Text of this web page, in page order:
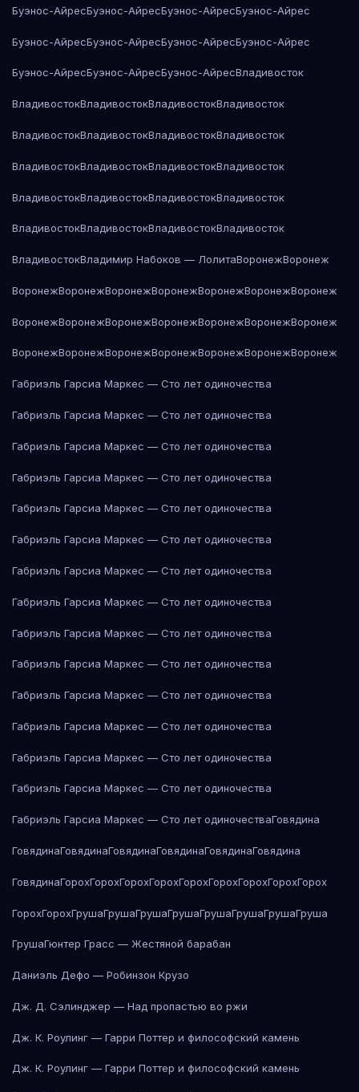
Буэнос-АйресБуэнос-АйресБуэнос-АйресБуэнос-Айрес
Буэнос-АйресБуэнос-АйресБуэнос-АйресБуэнос-Айрес
Буэнос-АйресБуэнос-АйресБуэнос-АйресВладивосток
ВладивостокВладивостокВладивостокВладивосток
ВладивостокВладивостокВладивостокВладивосток
ВладивостокВладивостокВладивостокВладивосток
ВладивостокВладивостокВладивостокВладивосток
ВладивостокВладивостокВладивостокВладивосток
ВладивостокВладимир Набоков — ЛолитаВоронежВоронеж
ВоронежВоронежВоронежВоронежВоронежВоронежВоронеж
ВоронежВоронежВоронежВоронежВоронежВоронежВоронеж
ВоронежВоронежВоронежВоронежВоронежВоронежВоронеж
Габриэль Гарсиа Маркес — Сто лет одиночества
Габриэль Гарсиа Маркес — Сто лет одиночества
Габриэль Гарсиа Маркес — Сто лет одиночества
Габриэль Гарсиа Маркес — Сто лет одиночества
Габриэль Гарсиа Маркес — Сто лет одиночества
Габриэль Гарсиа Маркес — Сто лет одиночества
Габриэль Гарсиа Маркес — Сто лет одиночества
Габриэль Гарсиа Маркес — Сто лет одиночества
Габриэль Гарсиа Маркес — Сто лет одиночества
Габриэль Гарсиа Маркес — Сто лет одиночества
Габриэль Гарсиа Маркес — Сто лет одиночества
Габриэль Гарсиа Маркес — Сто лет одиночества
Габриэль Гарсиа Маркес — Сто лет одиночества
Габриэль Гарсиа Маркес — Сто лет одиночества
Габриэль Гарсиа Маркес — Сто лет одиночестваГовядина
ГовядинаГовядинаГовядинаГовядинаГовядинаГовядина
ГовядинаГорохГорохГорохГорохГорохГорохГорохГорохГорох
ГорохГорохГрушаГрушаГрушаГрушаГрушаГрушаГрушаГруша
ГрушаГюнтер Грасс — Жестяной барабан
Даниэль Дефо — Робинзон Крузо
Дж. Д. Сэлинджер — Над пропастью во ржи
Дж. К. Роулинг — Гарри Поттер и философский камень
Дж. К. Роулинг — Гарри Поттер и философский камень